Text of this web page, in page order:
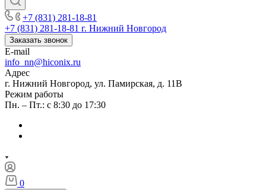
+7 (831) 281-18-81
+7 (831) 281-18-81 г. Нижний Новгород
Заказать звонок
E-mail
info_nn@hiconix.ru
Адрес
г. Нижний Новгород, ул. Памирская, д. 11В
Режим работы
Пн. – Пт.: с 8:30 до 17:30
0